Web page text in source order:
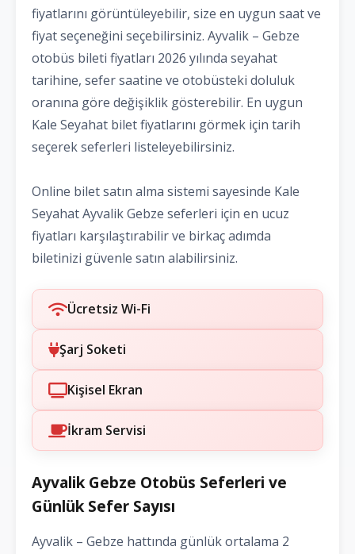
fiyatlarını görüntüleyebilir, size en uygun saat ve
fiyat seçeneğini seçebilirsiniz. Ayvalik – Gebze
otobüs bileti fiyatları 2026 yılında seyahat
tarihine, sefer saatine ve otobüsteki doluluk
oranına göre değişiklik gösterebilir. En uygun
Kale Seyahat bilet fiyatlarını görmek için tarih
seçerek seferleri listeleyebilirsiniz.
Online bilet satın alma sistemi sayesinde Kale
Seyahat Ayvalik Gebze seferleri için en ucuz
fiyatları karşılaştırabilir ve birkaç adımda
biletinizi güvenle satın alabilirsiniz.
Ücretsiz Wi-Fi
Şarj Soketi
Kişisel Ekran
İkram Servisi
Ayvalik Gebze Otobüs Seferleri ve
Günlük Sefer Sayısı
Ayvalik – Gebze hattında günlük ortalama 2